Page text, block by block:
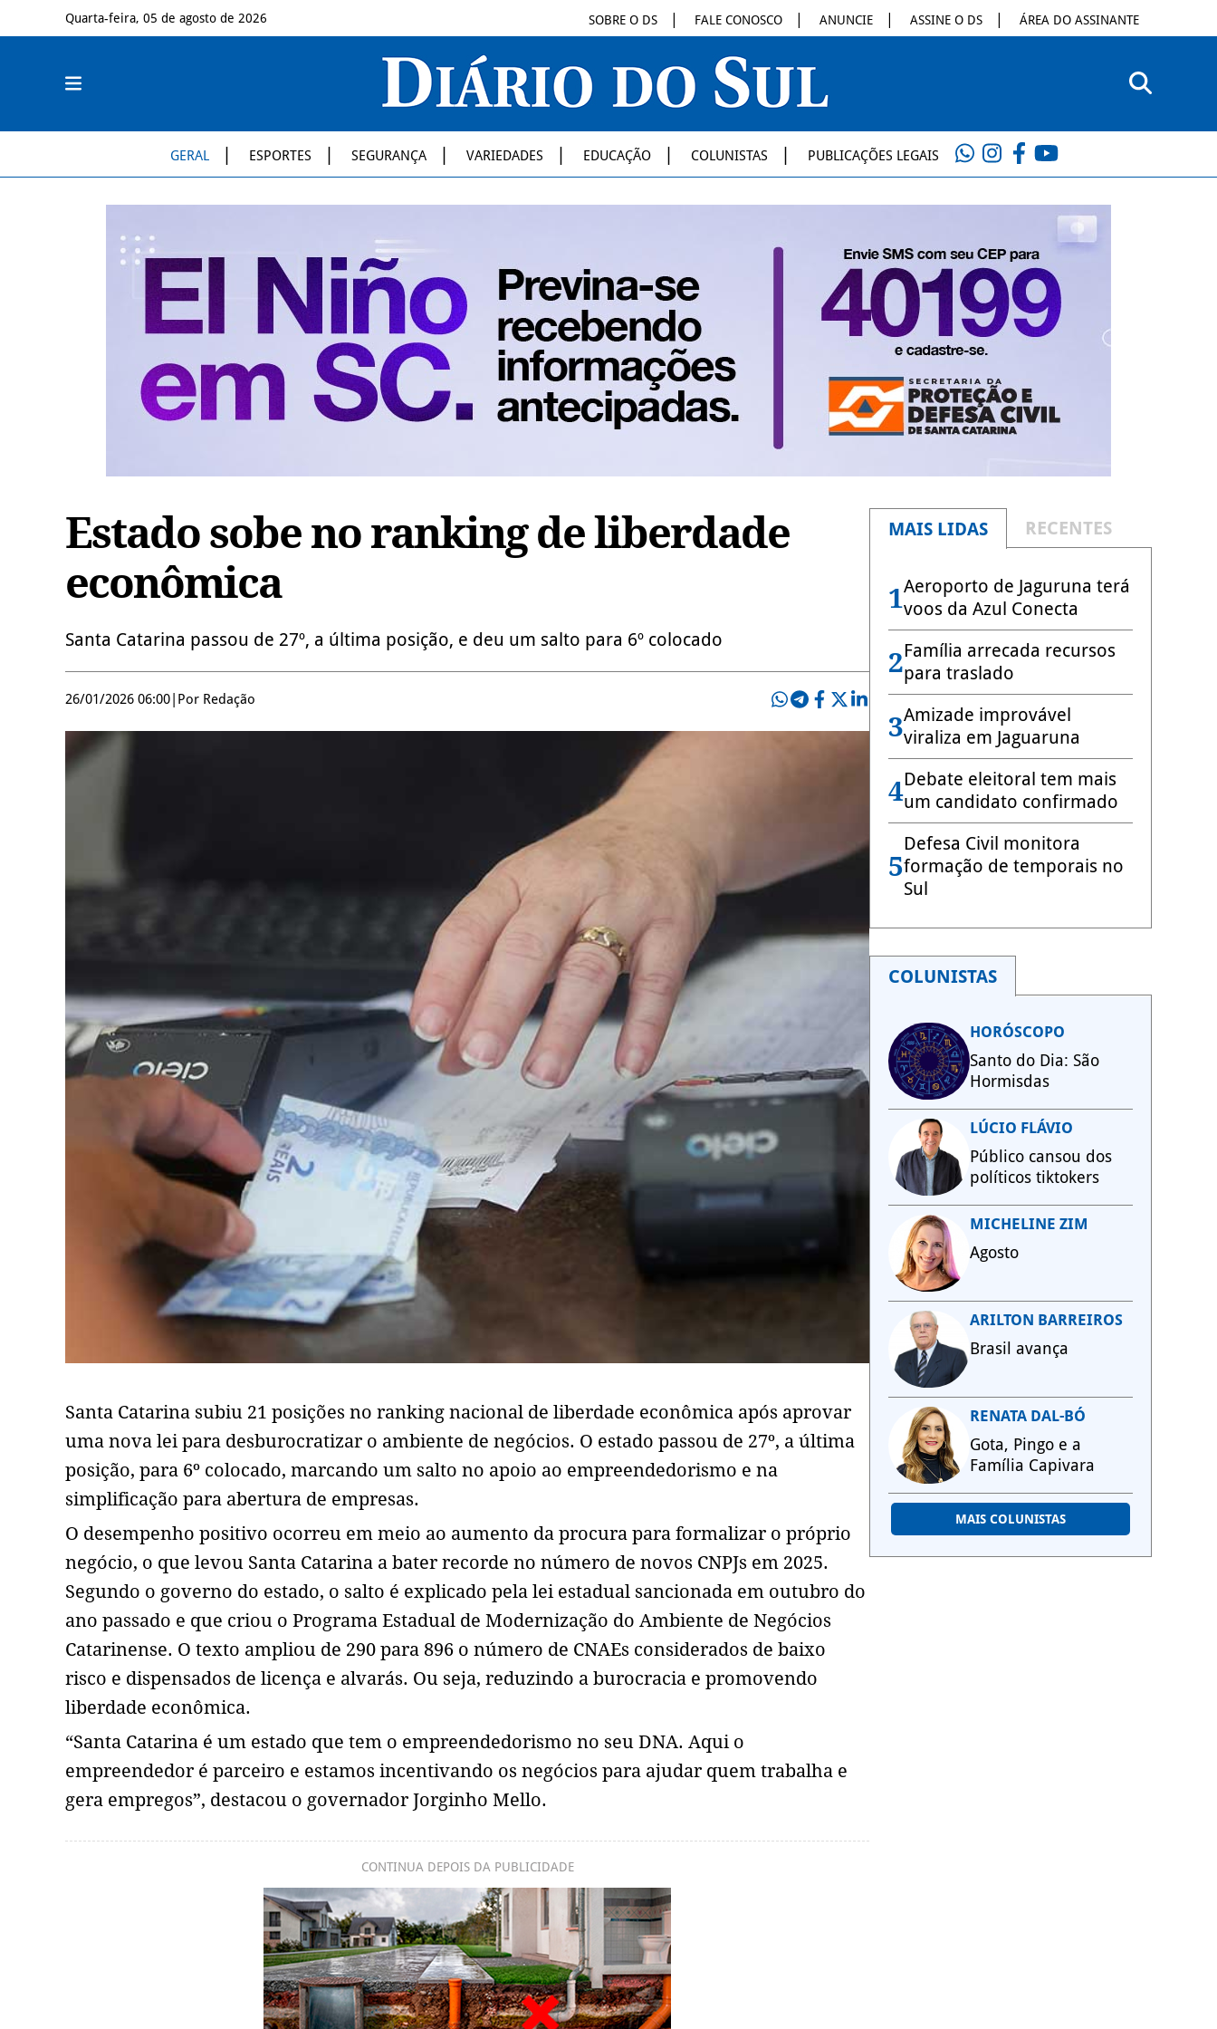
Quarta-feira, 05 de agosto de 2026 SOBRE O DS FALE CONOSCO ANUNCIE ASSINE O DS ÁREA DO ASSINANTE
GERAL ESPORTES SEGURANÇA VARIEDADES EDUCAÇÃO COLUNISTAS PUBLICAÇÕES LEGAIS
Estado sobe no ranking de liberdade
econômica
Santa Catarina passou de 27º, a última posição, e deu um salto para 6º colocado
26/01/2026 06:00 Por Redação
Santa Catarina subiu 21 posições no ranking nacional de liberdade econômica após aprovar
uma nova lei para desburocratizar o ambiente de negócios. O estado passou de 27º, a última
posição, para 6º colocado, marcando um salto no apoio ao empreendedorismo e na
simplificação para abertura de empresas.
O desempenho positivo ocorreu em meio ao aumento da procura para formalizar o próprio
negócio, o que levou Santa Catarina a bater recorde no número de novos CNPJs em 2025.
Segundo o governo do estado, o salto é explicado pela lei estadual sancionada em outubro do
ano passado e que criou o Programa Estadual de Modernização do Ambiente de Negócios
Catarinense. O texto ampliou de 290 para 896 o número de CNAEs considerados de baixo
risco e dispensados de licença e alvarás. Ou seja, reduzindo a burocracia e promovendo
liberdade econômica.
“Santa Catarina é um estado que tem o empreendedorismo no seu DNA. Aqui o
empreendedor é parceiro e estamos incentivando os negócios para ajudar quem trabalha e
gera empregos”, destacou o governador Jorginho Mello.
CONTINUA DEPOIS DA PUBLICIDADE
MAIS LIDAS RECENTES
1Aeroporto de Jaguruna terá
voos da Azul Conecta
2Família arrecada recursos
para traslado
3Amizade improvável
viraliza em Jaguaruna
4Debate eleitoral tem mais
um candidato confirmado
5
Defesa Civil monitora
formação de temporais no
Sul
COLUNISTAS
HORÓSCOPO
Santo do Dia: São
Hormisdas
LÚCIO FLÁVIO
Público cansou dos
políticos tiktokers
MICHELINE ZIM
Agosto
ARILTON BARREIROS
Brasil avança
RENATA DAL-BÓ
Gota, Pingo e a
Família Capivara
MAIS COLUNISTAS